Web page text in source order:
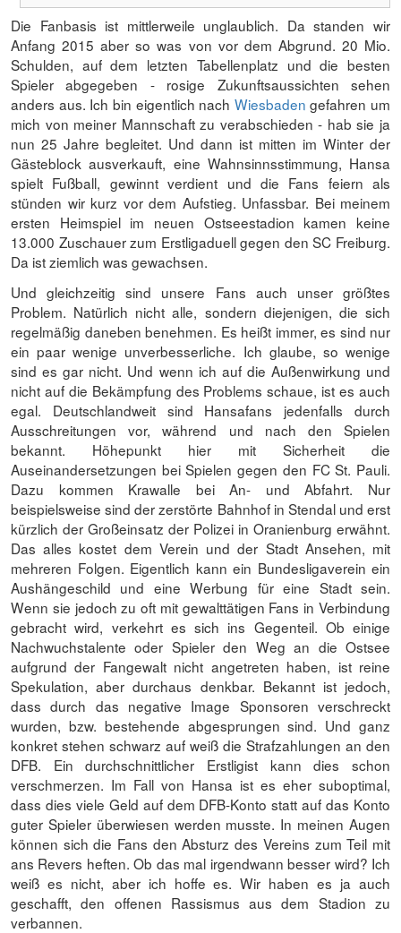
Die Fanbasis ist mittlerweile unglaublich. Da standen wir
Anfang 2015 aber so was von vor dem Abgrund. 20 Mio.
Schulden, auf dem letzten Tabellenplatz und die besten
Spieler abgegeben - rosige Zukunftsaussichten sehen
anders aus. Ich bin eigentlich nach Wiesbaden gefahren um
mich von meiner Mannschaft zu verabschieden - hab sie ja
nun 25 Jahre begleitet. Und dann ist mitten im Winter der
Gästeblock ausverkauft, eine Wahnsinnsstimmung, Hansa
spielt Fußball, gewinnt verdient und die Fans feiern als
stünden wir kurz vor dem Aufstieg. Unfassbar. Bei meinem
ersten Heimspiel im neuen Ostseestadion kamen keine
13.000 Zuschauer zum Erstligaduell gegen den SC Freiburg.
Da ist ziemlich was gewachsen.
Und gleichzeitig sind unsere Fans auch unser größtes
Problem. Natürlich nicht alle, sondern diejenigen, die sich
regelmäßig daneben benehmen. Es heißt immer, es sind nur
ein paar wenige unverbesserliche. Ich glaube, so wenige
sind es gar nicht. Und wenn ich auf die Außenwirkung und
nicht auf die Bekämpfung des Problems schaue, ist es auch
egal. Deutschlandweit sind Hansafans jedenfalls durch
Ausschreitungen vor, während und nach den Spielen
bekannt. Höhepunkt hier mit Sicherheit die
Auseinandersetzungen bei Spielen gegen den FC St. Pauli.
Dazu kommen Krawalle bei An- und Abfahrt. Nur
beispielsweise sind der zerstörte Bahnhof in Stendal und erst
kürzlich der Großeinsatz der Polizei in Oranienburg erwähnt.
Das alles kostet dem Verein und der Stadt Ansehen, mit
mehreren Folgen. Eigentlich kann ein Bundesligaverein ein
Aushängeschild und eine Werbung für eine Stadt sein.
Wenn sie jedoch zu oft mit gewalttätigen Fans in Verbindung
gebracht wird, verkehrt es sich ins Gegenteil. Ob einige
Nachwuchstalente oder Spieler den Weg an die Ostsee
aufgrund der Fangewalt nicht angetreten haben, ist reine
Spekulation, aber durchaus denkbar. Bekannt ist jedoch,
dass durch das negative Image Sponsoren verschreckt
wurden, bzw. bestehende abgesprungen sind. Und ganz
konkret stehen schwarz auf weiß die Strafzahlungen an den
DFB. Ein durchschnittlicher Erstligist kann dies schon
verschmerzen. Im Fall von Hansa ist es eher suboptimal,
dass dies viele Geld auf dem DFB-Konto statt auf das Konto
guter Spieler überwiesen werden musste. In meinen Augen
können sich die Fans den Absturz des Vereins zum Teil mit
ans Revers heften. Ob das mal irgendwann besser wird? Ich
weiß es nicht, aber ich hoffe es. Wir haben es ja auch
geschafft, den offenen Rassismus aus dem Stadion zu
verbannen.